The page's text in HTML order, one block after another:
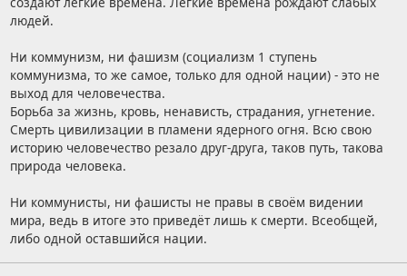
людей.
Ни коммунизм, ни фашизм (социализм 1 ступень
коммунизма, то же самое, только для одной нации) - это не
выход для человечества.
Борьба за жизнь, кровь, ненависть, страдания, угнетение.
Смерть цивилизации в пламени ядерного огня. Всю свою
историю человечество резало друг-друга, таков путь, такова
природа человека.
Ни коммунисты, ни фашисты не правы в своём видении
мира, ведь в итоге это приведёт лишь к смерти. Всеобщей,
либо одной оставшийся нации.